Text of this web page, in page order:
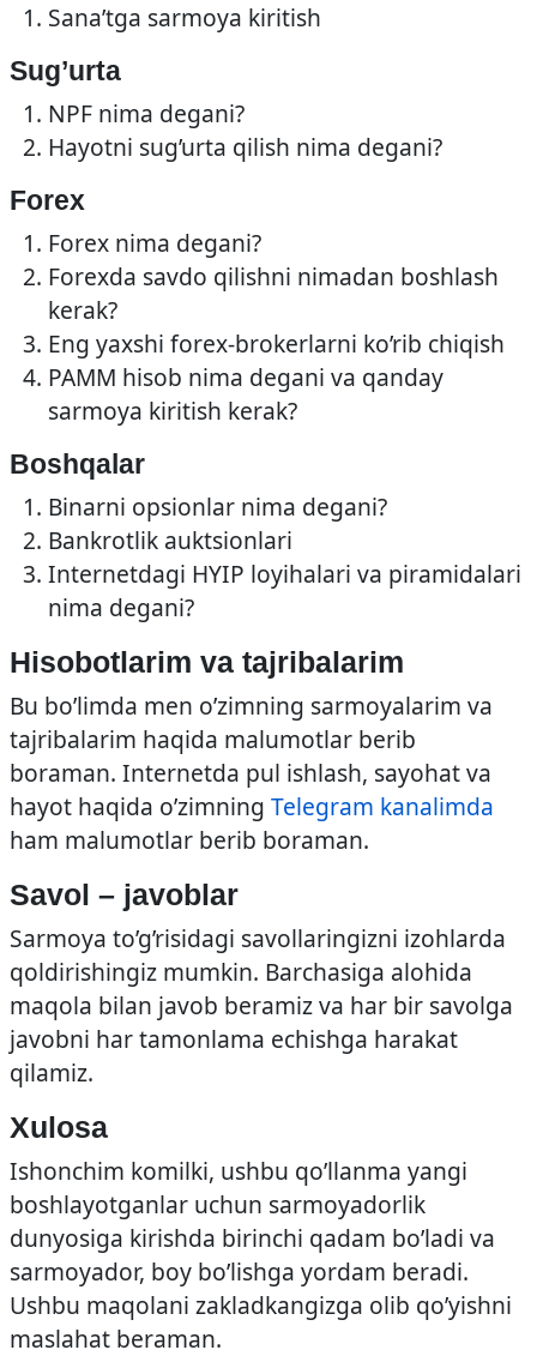
Sana’tga sarmoya kiritish
Sug’urta
NPF nima degani?
Hayotni sug’urta qilish nima degani?
Forex
Forex nima degani?
Forexda savdo qilishni nimadan boshlash
kerak?
Eng yaxshi forex-brokerlarni ko’rib chiqish
PAMM hisob nima degani va qanday
sarmoya kiritish kerak?
Boshqalar
Binarni opsionlar nima degani?
Bankrotlik auktsionlari
Internetdagi HYIP loyihalari va piramidalari
nima degani?
Hisobotlarim va tajribalarim
Bu bo’limda men o’zimning sarmoyalarim va
tajribalarim haqida malumotlar berib
boraman. Internetda pul ishlash, sayohat va
hayot haqida o’zimning Telegram kanalimda
ham malumotlar berib boraman.
Savol – javoblar
Sarmoya to’g’risidagi savollaringizni izohlarda
qoldirishingiz mumkin. Barchasiga alohida
maqola bilan javob beramiz va har bir savolga
javobni har tamonlama echishga harakat
qilamiz.
Xulosa
Ishonchim komilki, ushbu qo’llanma yangi
boshlayotganlar uchun sarmoyadorlik
dunyosiga kirishda birinchi qadam bo’ladi va
sarmoyador, boy bo’lishga yordam beradi.
Ushbu maqolani zakladkangizga olib qo’yishni
maslahat beraman.